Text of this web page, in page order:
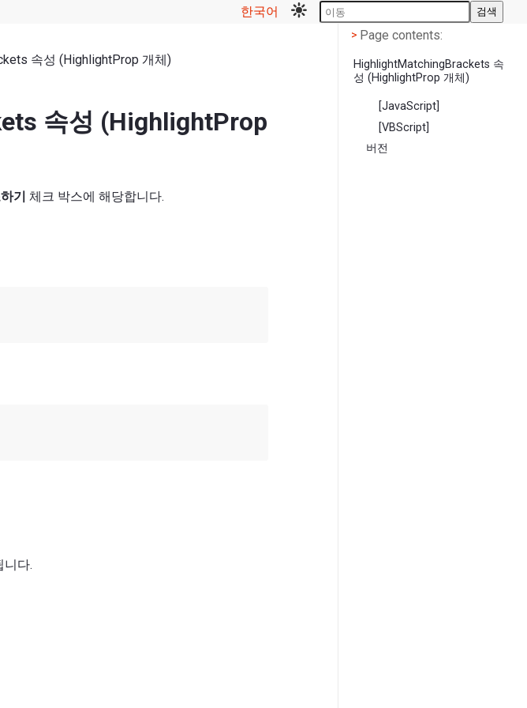
한국어 검색
속성 (HighlightProp 개체)
속성 (HighlightProp
기 체크 박스에 해당합니다.
니다.
< Page contents
> Page contents:
HighlightMatchingBrackets 속
성 (HighlightProp 개체)
[JavaScript]
[VBScript]
버전